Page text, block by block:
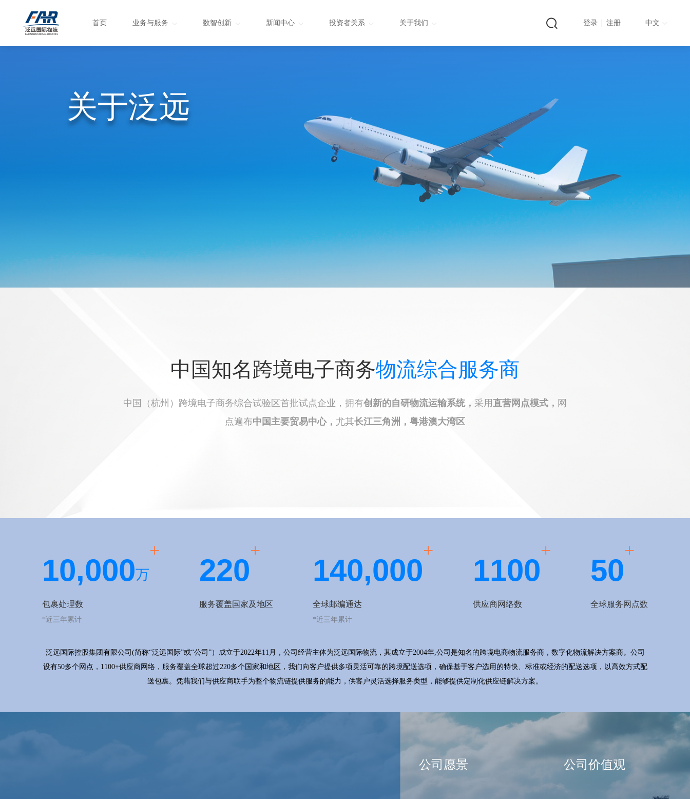
首页 业务与服务 数智创新 新闻中心 投资者关系 关于我们 登录 注册 中文
关于泛远
中国知名跨境电子商务物流综合服务商
中国（杭州）跨境电子商务综合试验区首批试点企业，拥有创新的自研物流运输系统， 采用直营网点模式， 网
点遍布中国主要贸易中心， 尤其长江三角洲，粤港澳大湾区
10,000万
+
包裹处理数
*近三年累计
220
+
服务覆盖国家及地区
140,000
+
全球邮编通达
*近三年累计
1100
+
供应商网络数
50
+
全球服务网点数
泛远国际控股集团有限公司(简称“泛远国际”或“公司”）成立于2022年11月，公司经营主体为泛远国际物流，其成立于2004年,公司是知名的跨境电商物流服务商，数字化物流解决方案商。公司
设有50多个网点，1100+供应商网络，服务覆盖全球超过220多个国家和地区，我们向客户提供多项灵活可靠的跨境配送选项，确保基于客户选用的特快、标准或经济的配送选项，以高效方式配
送包裹。凭藉我们与供应商联手为整个物流链提供服务的能力，供客户灵活选择服务类型，能够提供定制化供应链解决方案。
公司愿景 公司价值观